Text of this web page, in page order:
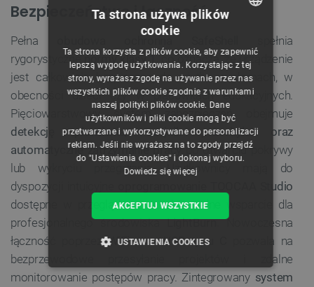
Bezpieczeństwo i łączność
Pełna
spełnia
rygorystycznenormy klasy 1, co oznacza, że urządzenie
jest całkowicie bezpieczne do użytku w domach, w
obecności dzieci czy w placówkach edukacyjnych.
Pięciowarstwowy system zabezpieczeń obejmuje
detekcję płomienia, czujnik przechyłu oraz
automatyczne zatrzymanie pracypo otwarciu pokrywy
lub wykryciu przegrzania. Użytkownicy mają do
dyspozycji intuicyjne
oprogramowanie TOOCAA Studio
dostępne w przeglądarce, a także pełne wsparcie dla
profesjonalnego środowiskaLightBurn. Nowoczesna
łączność poprzezWiFi oraz USB typu C
pozwala na
bezprzewodowe przesyłanie projektów i zdalne
monitorowanie postępów pracy. Zintegrowany system
CZECH
ENGLISH
GERMAN
Ta strona używa plików
cookie
Ta strona korzysta z plików cookie, aby zapewnić
lepszą wygodę użytkowania. Korzystając z tej
strony, wyrażasz zgodę na używanie przez nas
wszystkich plików cookie zgodnie z warunkami
naszej polityki plików cookie. Dane
użytkowników i pliki cookie mogą być
przetwarzane i wykorzystywane do personalizacji
reklam. Jeśli nie wyrażasz na to zgody przejdź
do "Ustawienia cookies" i dokonaj wyboru.
Dowiedz się więcej
AKCEPTUJ WSZYSTKIE
USTAWIENIA COOKIES
NIEZBĘDNE WYDAJNOŚĆ